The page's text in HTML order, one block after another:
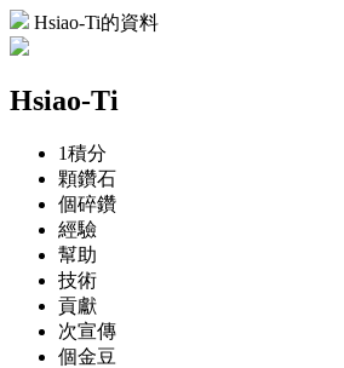
Hsiao-Ti的資料
Hsiao-Ti
1積分
顆鑽石
個碎鑽
經驗
幫助
技術
貢獻
次宣傳
個金豆